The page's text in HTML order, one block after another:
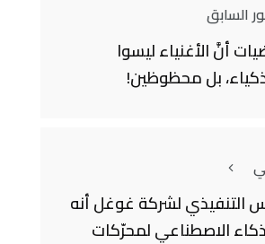
السابق
أنَّ الأغنياء ليسوا
بل محظوظين!
التنفيذي لشركة غوغل أنه
الاصطناعي لمحرّكات